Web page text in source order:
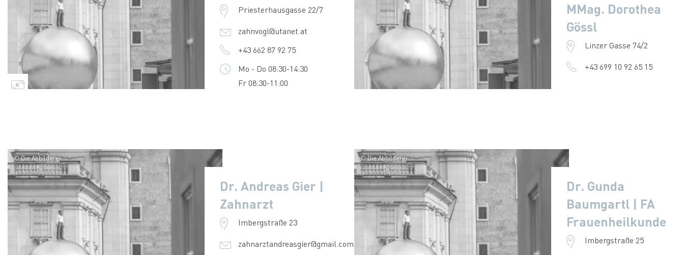
Priesterhausgasse 22/7
zahnvogl@utanet.at
+43 662 87 92 75
Mo - Do 08:30-14:30
Fr 08:30-11:00
MMag. Dorothea
Gössl
Linzer Gasse 74/2
+43 699 10 92 65 15
© Die Abbilderei
Dr. Andreas Gier |
Zahnarzt
Imbergstraße 23
zahnarztandreasgier@gmail.com
© Die Abbilderei
Dr. Gunda
Baumgartl | FA
Frauenheilkunde
Imbergstraße 25